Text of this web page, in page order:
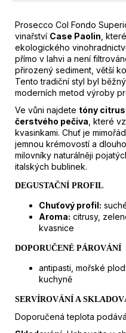
Prosecco Col Fondo
vinařství Case Paolin ,
ekologického
přímo v lahvi a není
přirozený sediment, větší
Tento tradiční styl byl
moderních metod výroby
Ve vůni najdete tóny
čerstvého pečiva , které
kvasinkami. Chuť je
jemnou krémovostí a
milovníky naturálněji
italských bublinek.
DEGUSTAČNÍ PROFIL
Chuťový profil:
Aroma: citrusy,
kvasnice
DOPORUČENÉ PÁROVÁNÍ
antipasti, mořské
kuchyně
SERVÍROVÁNÍ A
Doporučená teplota